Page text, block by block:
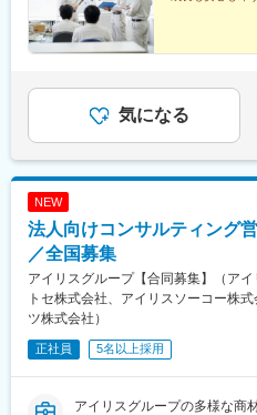
営業所／ 広島県広島市■香川
／ 沖縄県浦添市※総合職採用
気になる
NEW
法人向けコンサルティング
／全国募集
アイリスグループ【合同募集】（ア
トセ株式会社、アイリスソーコー株
ツ株式会社）
正社員 5名以上採用
アイリスグループの多様な商